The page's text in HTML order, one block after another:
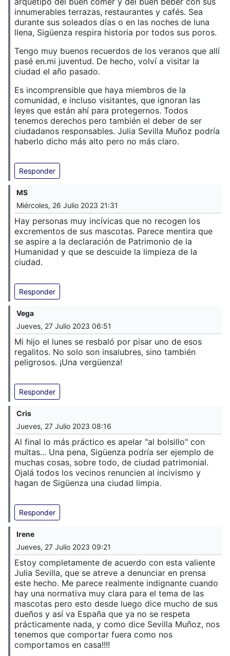
innumerables terrazas, restaurantes y cafés. Sea
durante sus soleados días o en las noches de luna
llena, Sigüenza respira historia por todos sus poros.
Tengo muy buenos recuerdos de los veranos que allí
pasé en.mi juventud. De hecho, volví a visitar la
ciudad el año pasado.
Es incomprensible que haya miembros de la
comunidad, e incluso visitantes, que ignoran las
leyes que están ahí para protegernos. Todos
tenemos derechos pero también el deber de ser
ciudadanos responsables. Julia Sevilla Muñoz podría
haberlo dicho más alto pero no más claro.
Responder
MS
Miércoles, 26 Julio 2023 21:31
Hay personas muy incívicas que no recogen los
excrementos de sus mascotas. Parece mentira que
se aspire a la declaración de Patrimonio de la
Humanidad y que se descuide la limpieza de la
ciudad.
Responder
Vega
Jueves, 27 Julio 2023 06:51
Mi hijo el lunes se resbaló por pisar uno de esos
regalitos. No solo son insalubres, sino también
peligrosos. ¡Una vergüenza!
Responder
Cris
Jueves, 27 Julio 2023 08:16
Al final lo más práctico es apelar "al bolsillo" con
multas... Una pena, Sigüenza podría ser ejemplo de
muchas cosas, sobre todo, de ciudad patrimonial.
Ojalá todos los vecinos renuncien al incivismo y
hagan de Sigüenza una ciudad limpia.
Responder
Irene
Jueves, 27 Julio 2023 09:21
Estoy completamente de acuerdo con esta valiente
Julia Sevilla, que se atreve a denunciar en prensa
este hecho. Me parece realmente indignante cuando
hay una normativa muy clara para el tema de las
mascotas pero esto desde luego dice mucho de sus
dueños y así va España que ya no se respeta
prácticamente nada, y como dice Sevilla Muñoz, nos
tenemos que comportar fuera como nos
comportamos en casa!!!!